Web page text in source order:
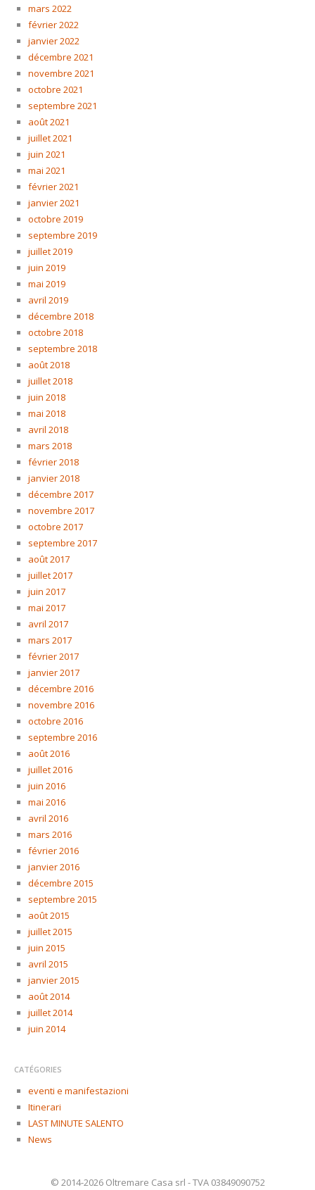
mars 2022
février 2022
janvier 2022
décembre 2021
novembre 2021
octobre 2021
septembre 2021
août 2021
juillet 2021
juin 2021
mai 2021
février 2021
janvier 2021
octobre 2019
septembre 2019
juillet 2019
juin 2019
mai 2019
avril 2019
décembre 2018
octobre 2018
septembre 2018
août 2018
juillet 2018
juin 2018
mai 2018
avril 2018
mars 2018
février 2018
janvier 2018
décembre 2017
novembre 2017
octobre 2017
septembre 2017
août 2017
juillet 2017
juin 2017
mai 2017
avril 2017
mars 2017
février 2017
janvier 2017
décembre 2016
novembre 2016
octobre 2016
septembre 2016
août 2016
juillet 2016
juin 2016
mai 2016
avril 2016
mars 2016
février 2016
janvier 2016
décembre 2015
septembre 2015
août 2015
juillet 2015
juin 2015
avril 2015
janvier 2015
août 2014
juillet 2014
juin 2014
CATÉGORIES
eventi e manifestazioni
Itinerari
LAST MINUTE SALENTO
News
© 2014-2026 Oltremare Casa srl - TVA 03849090752